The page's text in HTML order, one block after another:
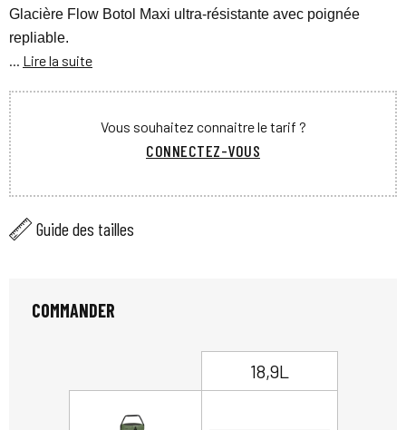
Glacière Flow Botol Maxi ultra-résistante avec poignée
repliable.
... Lire la suite
Vous souhaitez connaitre le tarif ?
CONNECTEZ-VOUS
Guide des tailles
COMMANDER
18,9L